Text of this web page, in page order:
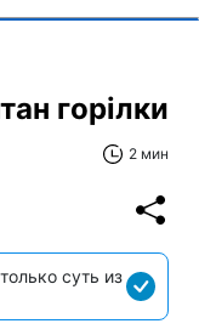
горілки
2 мин
суть из